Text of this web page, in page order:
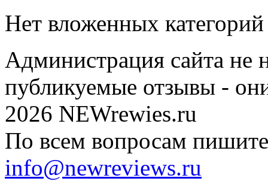
Нет вложенных категорий
Администрация сайта не
публикуемые отзывы -
2026 NEWrewies.ru
По всем вопросам
info@newreviews.ru